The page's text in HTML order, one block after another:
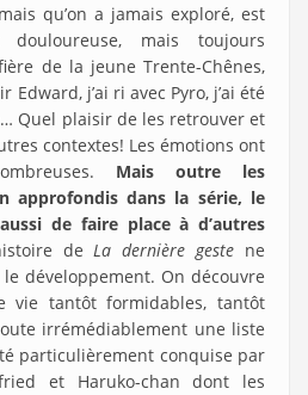
qu’on a jamais exploré, est
mais toujours
de la jeune Trente-Chênes,
Edward, j’ai ri avec Pyro, j’ai été
Quel plaisir de les retrouver et
contextes! Les émotions ont
Mais outre les
approfondis dans la série, le
de faire place à d’autres
deLa dernière geste ne
développement. On découvre
vie tantôt formidables, tantôt
irrémédiablement une liste
particulièrement conquise par
et Haruko-chan dont les